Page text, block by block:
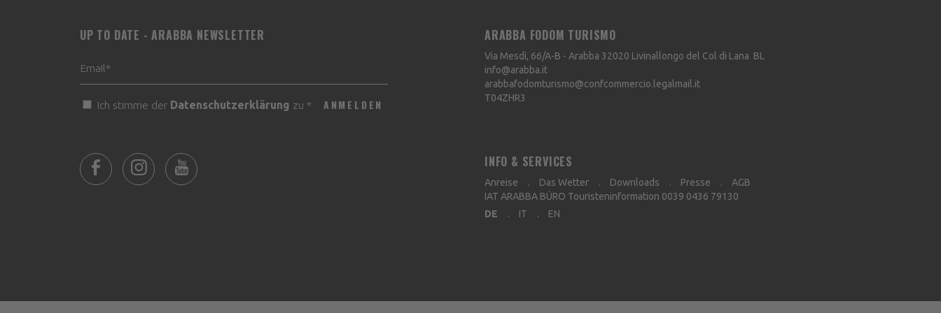
UP TO DATE - ARABBA NEWSLETTER
Ich stimme der Datenschutzerklärung zu * ANMELDEN
ARABBA FODOM TURISMO
Via Mesdì, 66/A-B - Arabba 32020 Livinallongo del Col di Lana BL
info@arabba.it
arabbafodomturismo@confcommercio.legalmail.it
T04ZHR3
INFO & SERVICES
Anreise Das Wetter Downloads Presse
AGB
IAT ARABBA BÜRO Touristeninformation 0039 0436 79130
DE
IT EN